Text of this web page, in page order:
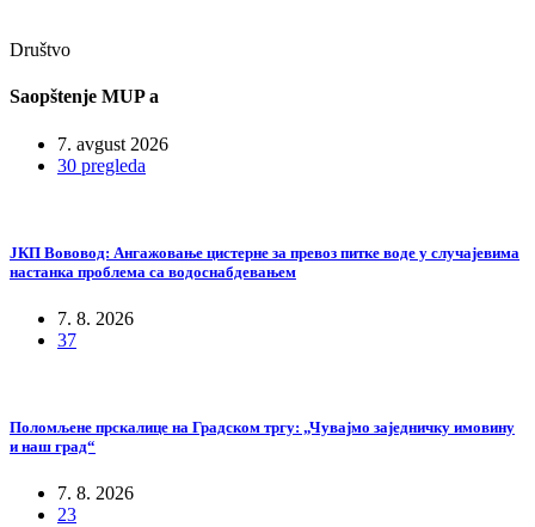
Društvo
Saopštenje MUP a
7. avgust 2026
30 pregleda
ЈКП Вововод: Ангажовање цистерне за превоз питке воде у случајевима
настанка проблема са водоснабдевањем
7. 8. 2026
37
Поломљене прскалице на Градском тргу: „Чувајмо заједничку имовину
и наш град“
7. 8. 2026
23